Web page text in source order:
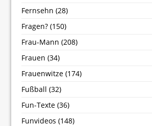
Fernsehn (28)
Fragen? (150)
Frau-Mann (208)
Frauen (34)
Frauenwitze (174)
Fußball (32)
Fun-Texte (36)
Funvideos (148)